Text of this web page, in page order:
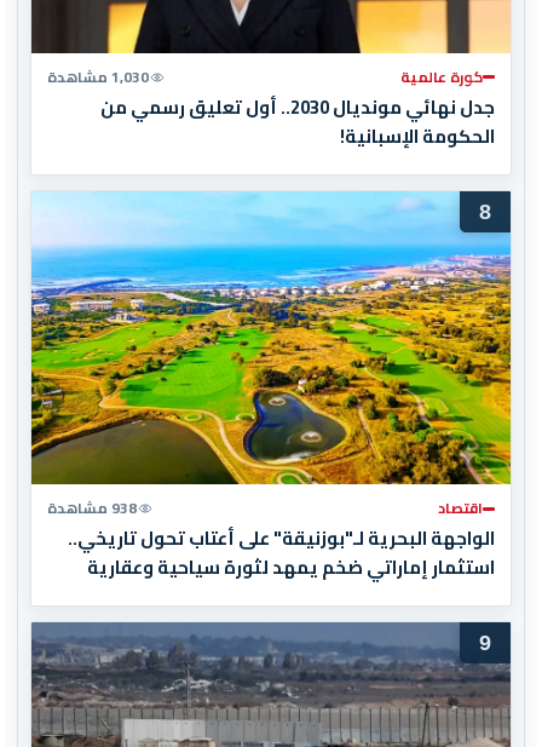
كورة عالمية 1,030 مشاهدة
جدل نهائي مونديال 2030.. أول تعليق رسمي من
الحكومة الإسبانية!
8
اقتصاد 938 مشاهدة
الواجهة البحرية لـ"بوزنيقة" على أعتاب تحول تاريخي..
استثمار إماراتي ضخم يمهد لثورة سياحية وعقارية
9